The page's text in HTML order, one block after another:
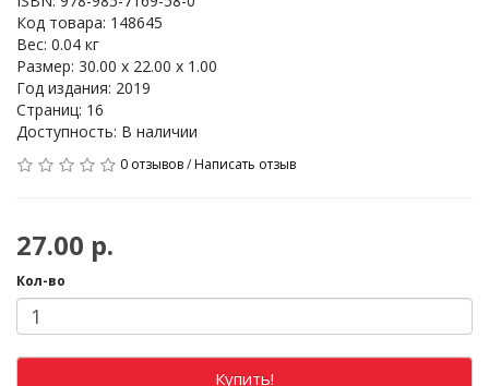
Код товара: 148645
Вес: 0.04 кг
Размер: 30.00 x 22.00 x 1.00
Год издания: 2019
Страниц: 16
Доступность: В наличии
0 отзывов/Написать отзыв
27.00 р.
Кол-во
Купить!